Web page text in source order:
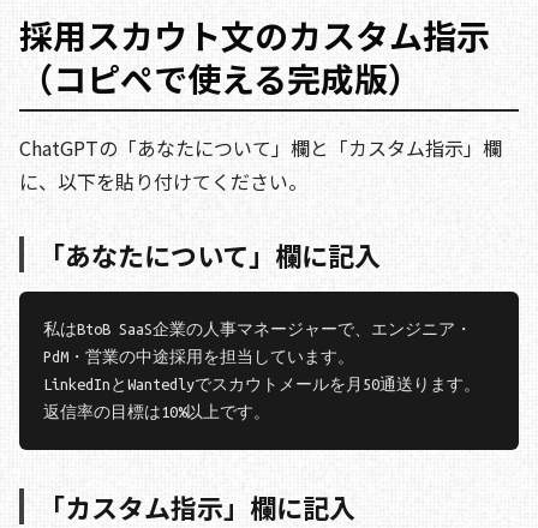
採用スカウト文のカスタム指示
（コピペで使える完成版）
ChatGPTの「あなたについて」欄と「カスタム指示」欄
に、以下を貼り付けてください。
「あなたについて」欄に記入
私はBtoB SaaS企業の人事マネージャーで、エンジニア・
PdM・営業の中途採用を担当しています。
LinkedInとWantedlyでスカウトメールを月50通送ります。
「カスタム指示」欄に記入